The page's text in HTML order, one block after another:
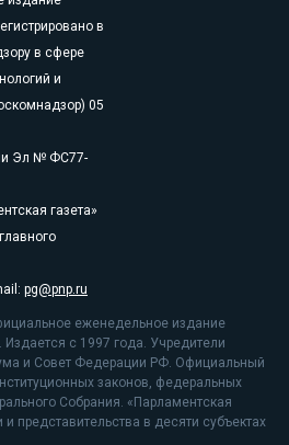
в
в сфере
и
05
Эл № ФС77-
газета»
pg@pnp.ru
еженедельное издание
с 1997 года. Учредители
и Совет Федерации РФ. Официальный
законов, федеральных
Собрания. «Парламентская
и представительства в десяти субъектах